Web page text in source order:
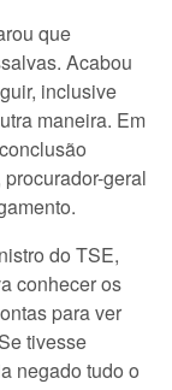
que
Acabou
inclusive
maneira. Em
geral
do TSE,
conhecer os
para ver
tivesse
negado tudo o